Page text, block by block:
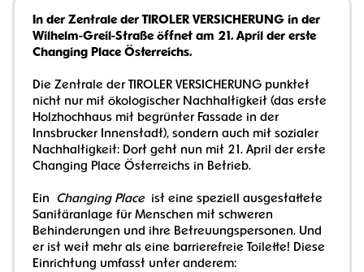
In der Zentrale der TIROLER VERSICHERUNG in der
Wilhelm-Greil-Straße öffnet am 21. April der erste
Changing Place Österreichs.
Die Zentrale der TIROLER VERSICHERUNG punktet
nicht nur mit ökologischer Nachhaltigkeit (das erste
Holzhochhaus mit begrünter Fassade in der
Innsbrucker Innenstadt), sondern auch mit sozialer
Nachhaltigkeit: Dort geht nun mit 21. April der erste
Changing Place Österreichs in Betrieb.
Ein Changing Place ist eine speziell ausgestattete
Sanitäranlage für Menschen mit schweren
Behinderungen und ihre Betreuungspersonen. Und
er ist weit mehr als eine barrierefreie Toilette! Diese
Einrichtung umfasst unter anderem: